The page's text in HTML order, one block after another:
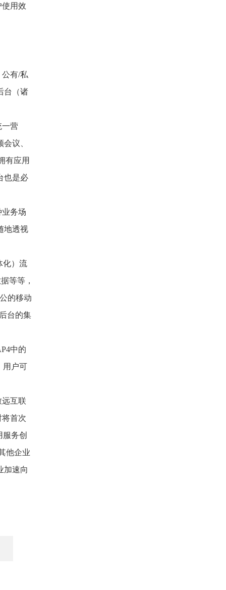
用效
有/私
台（诸
一营
议、
有应用
也是必
务场
地透视
化）流
等等，
的移动
台的集
中的
用户可
互联
将首次
务创
他企业
加速向